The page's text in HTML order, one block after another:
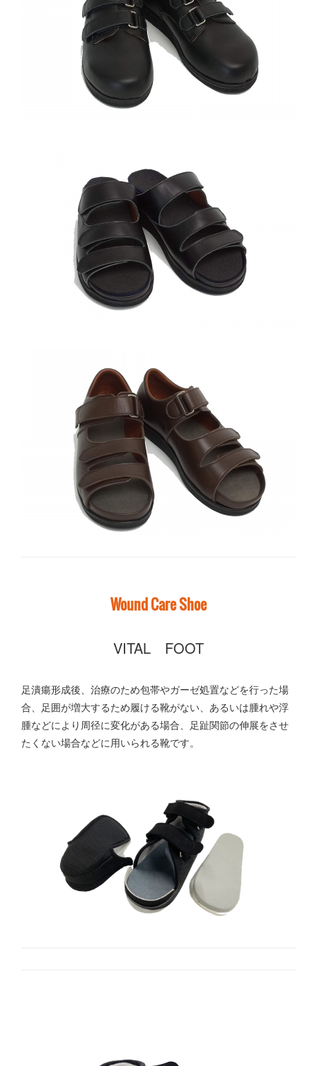
Wound Care Shoe
VITAL FOOT
足潰瘍形成後、治療のため包帯やガーゼ処置などを行った場
合、足囲が増大するため履ける靴がない、あるいは腫れや浮
腫などにより周径に変化がある場合、足趾関節の伸展をさせ
たくない場合などに用いられる靴です。